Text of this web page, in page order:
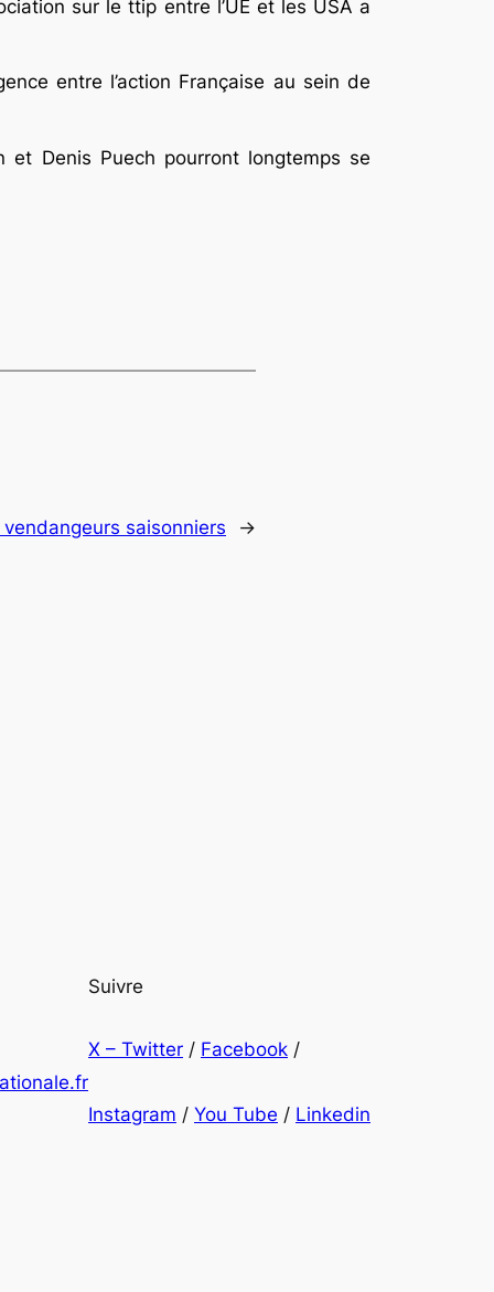
sur le ttip entre l’UE et les USA a
entre l’action Française au sein de
et Denis Puech pourront longtemps se
saisonniers →
Suivre
X – Twitter / Facebook /
Instagram / You Tube / Linkedin